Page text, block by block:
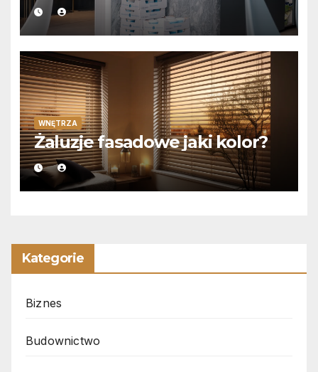
WNĘTRZA
Żaluzje fasadowe jaki kolor?
Kategorie
Biznes
Budownictwo